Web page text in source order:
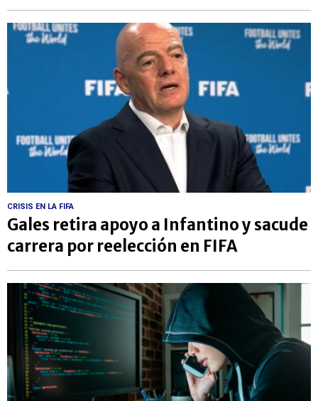
CRISIS EN LA FIFA
Gales retira apoyo a Infantino y sacude
carrera por reelección en FIFA